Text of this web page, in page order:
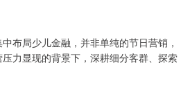
局少儿金融，并非单纯的节日营销，
力显现的背景下，深耕细分客群、探索